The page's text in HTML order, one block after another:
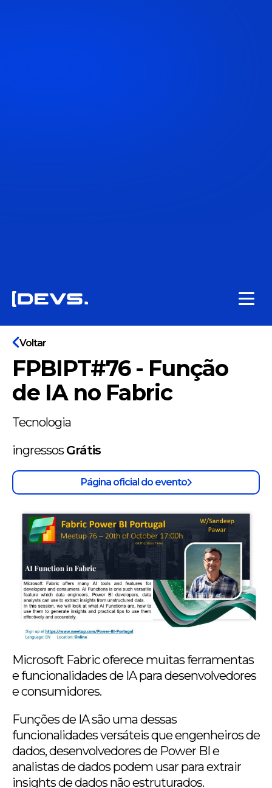
Voltar
FPBIPT#76 - Função
de IA no Fabric
Tecnologia
ingressos Grátis
Página oficial do evento
Microsoft Fabric oferece muitas ferramentas
e funcionalidades de IA para desenvolvedores
e consumidores.
Funções de IA são uma dessas
funcionalidades versáteis que engenheiros de
dados, desenvolvedores de Power BI e
analistas de dados podem usar para extrair
insights de dados não estruturados.